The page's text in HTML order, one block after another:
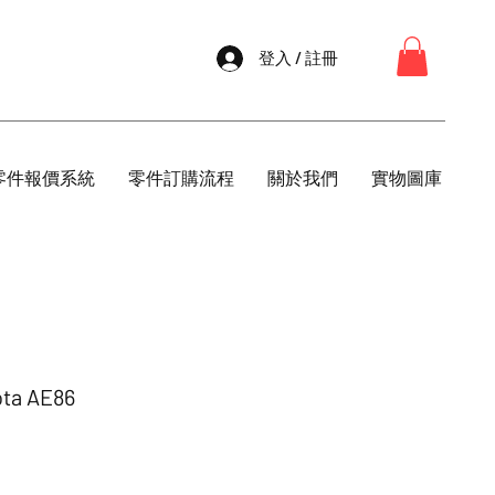
登入 / 註冊
件報價系統 零件訂購流程 關於我們 實物圖庫
AE86